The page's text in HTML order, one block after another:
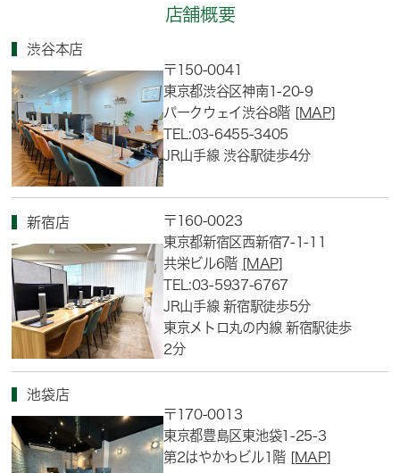
店舗概要
渋谷本店
〒150-0041
東京都渋谷区神南1-20-9
パークウェイ渋谷8階 [MAP]
TEL:03-6455-3405
JR山手線 渋谷駅徒歩4分
新宿店
〒160-0023
東京都新宿区西新宿7-1-11
共栄ビル6階 [MAP]
TEL:03-5937-6767
JR山手線 新宿駅徒歩5分
東京メトロ丸の内線 新宿駅徒歩
2分
池袋店
〒170-0013
東京都豊島区東池袋1-25-3
第2はやかわビル1階 [MAP]